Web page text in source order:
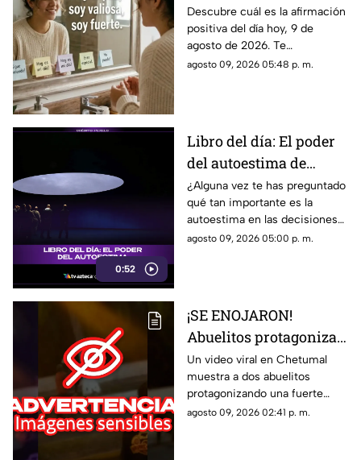
domingo 9 de agosto de
2026: Repite estas
palabras y llena tu día
de energía
Descubre cuál es la afirmación
positiva del día hoy, 9 de
agosto de 2026. Te
compartimos un mensaje
agosto 09, 2026 05:48 p. m.
0:52
Libro del día: El poder
del autoestima de
Nathaniel Branden
¿Alguna vez te has preguntado
qué tan importante es la
autoestima en las decisiones
que tomas todos los días? En
agosto 09, 2026 05:00 p. m.
¡SE ENOJARON!
Abuelitos protagonizan
FUERTE PELEA en
Chetumal; el video se
viralizó
Un video viral en Chetumal
muestra a dos abuelitos
protagonizando una fuerte
pelea en plena vía pública; esto
agosto 09, 2026 02:41 p. m.